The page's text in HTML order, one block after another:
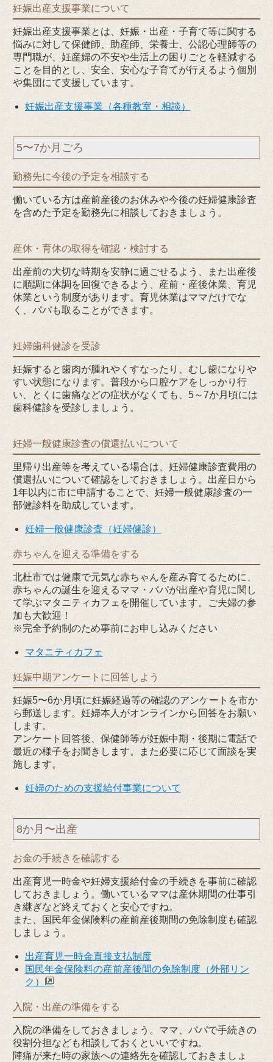
妊娠出産支援事業について
妊娠出産支援事業とは、妊娠・出産・子育て等に関する
悩みに対して保健師、助産師、栄養士、公認心理師等の
専門職が、妊産婦の不安や生活上の困りごとを軽減する
ことを目的とし、安全、安心な子育てが行えるよう個別
や集団にて支援しています。
妊娠出産支援事業（各種教室・相談）
5〜7か月ごろ
勤務先に今後の予定を相談する
働いている方は産前産後のお休みや今後の妊婦健康診査
を含めた予定を勤務先に相談しておきましょう。
産休・育休の取得を確認・検討する
出産前の大切な時期を安静に過ごせるよう、また出産後
に順調に体調を回復できるよう、産前・産後休業、育児
休業という制度があります。育児休業はママだけでな
く、パパも取ることができます。
妊婦歯科健診を受診
妊娠すると歯肉が腫れやくすなったり、むし歯になりや
すい状態になります。普段から口腔ケアをしっかり行
い、とくに歯痛などの症状がなくても、5～7か月頃には
歯科健診を受診しましょう。
妊婦一般健康診査の償還払いについて
里帰り出産等を考えている場合は、妊婦健康診査費用の
償還払いについて確認をしておきましょう。出産日から
1年以内に市に申請することで、妊婦一般健康診査の一
部健診料を助成しています。
妊婦一般健康診査（妊婦健診）
赤ちゃんを迎える準備をする
北杜市では健康で元気な赤ちゃんを産み育てるために、
赤ちゃんの誕生を迎えるママ・パパが出産や育児に関し
て学ぶマタニティカフェを開催しています。ご夫婦の参
加も大歓迎！
※完全予約制のため事前にお申し込みください
マタニティカフェ
妊娠中期アンケートに回答しよう
妊娠5〜6か月頃に妊娠経過等の確認のアンケートを市か
ら郵送します。妊婦本人がオンラインから回答をお願い
します。
アンケート回答後、保健師等が妊娠中期・後期に電話で
最近の様子をお聞きします。また必要に応じて面談を実
施します。
妊婦のための支援給付事業について
8か月〜出産
お金の手続きを確認する
出産育児一時金や妊婦支援給付金の手続きを事前に確認
しておきましょう。働いているママは産休期間の仕事引
き継ぎなど終えておくと安心ですね。
また、国民年金保険料の産前産後期間の免除制度も確認
しましょう。
出産育児一時金直接支払制度
国民年金保険料の産前産後間の免除制度（外部リン
ク）
入院・出産の準備をする
入院の準備をしておきましょう。ママ、パパで手続きの
役割分担なども相談しておくといいですね。
陣痛が来た時の家族への連絡先を確認しておきましょ